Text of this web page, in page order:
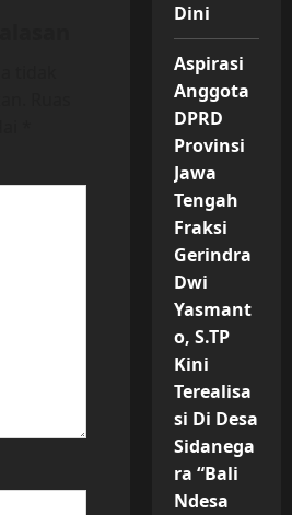
Dini
Aspirasi
Anggota
DPRD
Provinsi
Jawa
Tengah
Fraksi
Gerindra
Dwi
Yasmant
o, S.TP
Kini
Terealisa
si Di Desa
Sidanega
ra “Bali
Ndesa